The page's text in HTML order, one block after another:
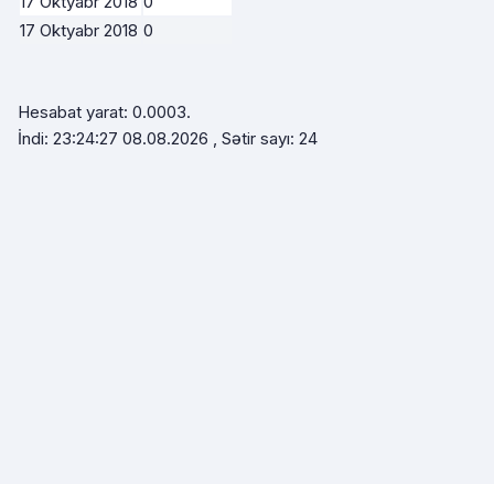
17 Oktyabr 2018 0
Hesabat yarat: 0.0003.
İndi: 23:24:27 08.08.2026 , Sətir sayı: 24